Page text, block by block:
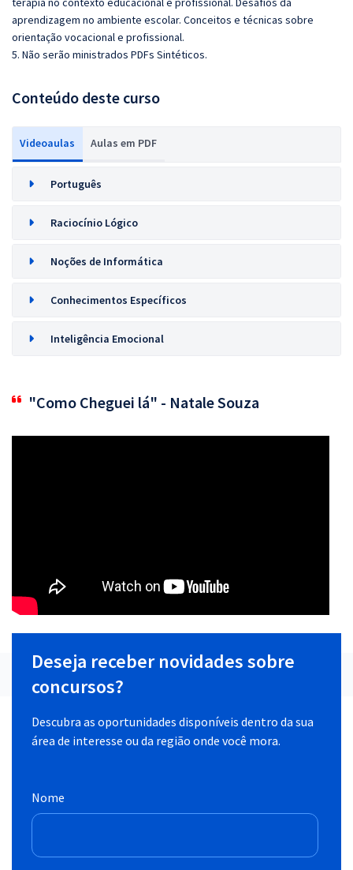
aprendizagem no ambiente escolar. Conceitos e técnicas sobre
orientação vocacional e profissional.
5. Não serão ministrados PDFs Sintéticos.
Conteúdo deste curso
Videoaulas Aulas em PDF
Português
Raciocínio Lógico
Noções de Informática
Conhecimentos Específicos
Inteligência Emocional
"Como Cheguei lá" - Natale Souza
Deseja receber novidades sobre
concursos?
Descubra as oportunidades disponíveis dentro da sua
área de interesse ou da região onde você mora.
Nome